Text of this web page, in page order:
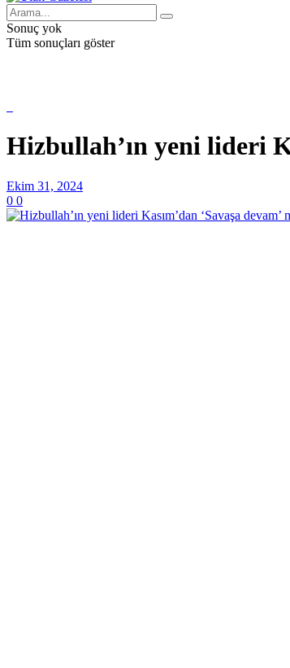
Sonuç yok
Tüm sonuçları göster
Hizbullah’ın yeni lideri
Ekim 31, 2024
0 0